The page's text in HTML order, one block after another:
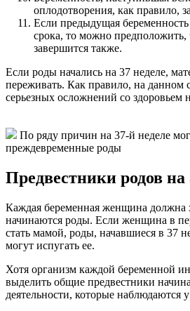
оплодотворения, как правило,
Если предыдущая
срока, то можно
завершится также.
Если роды начались на 37 неделе,
переживать. Как правило, на данном
серьезных осложнений со здоровьем
По ряду причин на 37-й неделе
преждевременные роды
Предвестники родов на
Каждая беременная женщина должна
начинаются роды. Если женщина в
стать мамой, роды, начавшиеся в 37
могут испугать ее.
Хотя организм каждой беременной
выделить общие предвестники
деятельности, которые наблюдаются